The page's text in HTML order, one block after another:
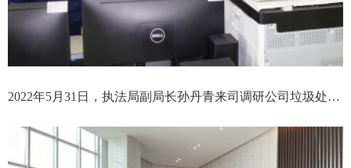
2022年5月31日，执法局副局长孙丹青来司调研公司垃圾处置情况